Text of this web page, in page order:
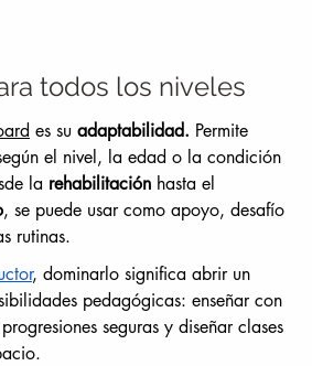
todos los niveles
es su adaptabilidad. Permite
el nivel, la edad o la condición
la rehabilitación hasta el
, se puede usar como apoyo, desafío
rutinas.
, dominarlo significa abrir un
pedagógicas: enseñar con
seguras y diseñar clases